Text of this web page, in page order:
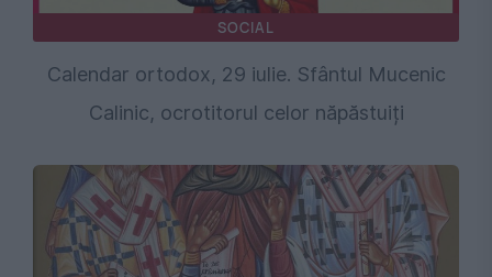
SOCIAL
Calendar ortodox, 29 iulie. Sfântul Mucenic
Calinic, ocrotitorul celor năpăstuiți